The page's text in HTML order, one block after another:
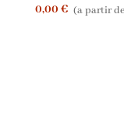
0,00 € (a partir de